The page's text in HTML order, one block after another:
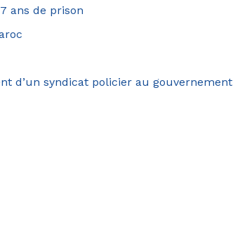
ans de prison
d’un syndicat policier au gouvernement